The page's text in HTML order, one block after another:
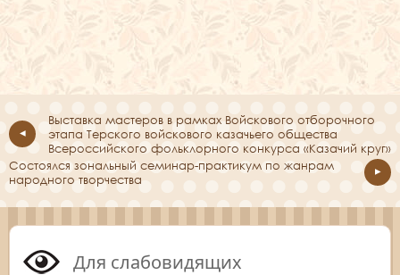
Выставка мастеров в рамках Войскового отборочного
этапа Терского войскового казачьего общества
Всероссийского фольклорного конкурса «Казачий круг»
Состоялся зональный семинар-практикум по жанрам
народного творчества
Для слабовидящих